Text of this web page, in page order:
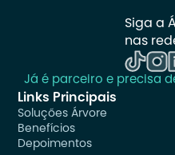
Siga a
nas
Já é parceiro e precisa
Links Principais
Soluções Árvore
Benefícios
Depoimentos